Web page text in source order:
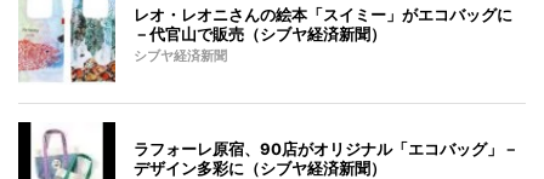
レオ・レオニさんの絵本「スイミー」がエコバッグに
－代官山で販売（シブヤ経済新聞）
シブヤ経済新聞
ラフォーレ原宿、90店がオリジナル「エコバッグ」－
デザイン多彩に（シブヤ経済新聞）